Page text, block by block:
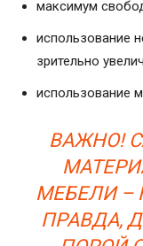
максимум
использование
зрительно
использование
ВАЖНО!
МЕБЕЛИ –
ПРАВДА,